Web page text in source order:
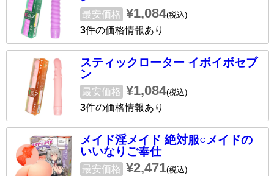
最安価格 ¥1,084(税込)
3件の価格情報あり
スティックローター イボイボセブ
ン
最安価格 ¥1,084(税込)
3件の価格情報あり
メイド淫メイド 絶対服○メイドの
いいなりご奉仕
最安価格 ¥2,471(税込)